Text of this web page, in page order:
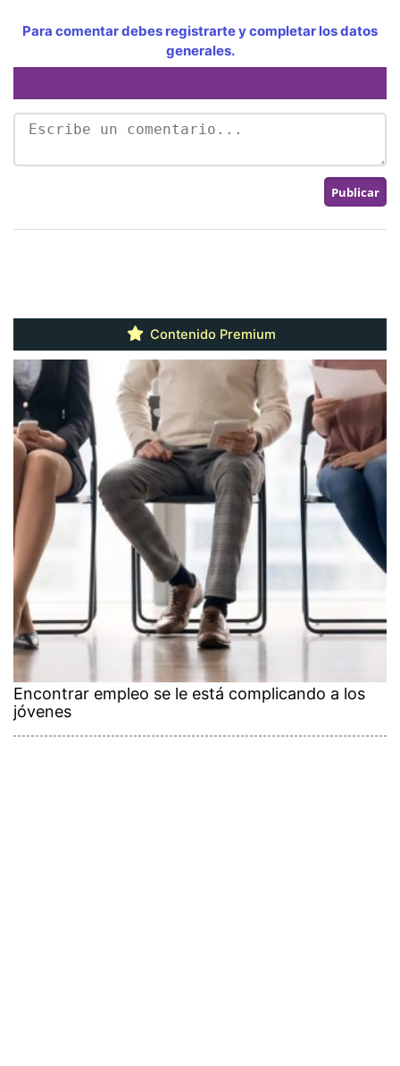
Para comentar debes registrarte y completar los datos
generales.
Contenido Premium
Encontrar empleo se le está complicando a los
jóvenes